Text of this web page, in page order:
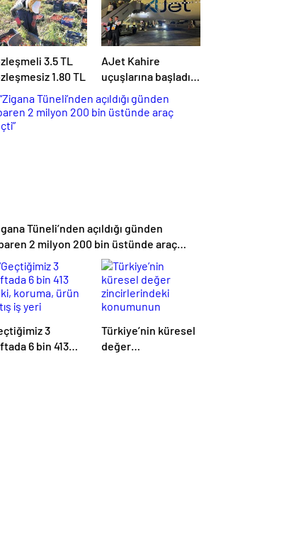
3.5 TL
1.80 TL
AJet Kahire
uçuşlarına başladı!
‘Mısır’daki
destinasyon
Tüneli’nden açıldığı günden
2 milyon 200 bin üstünde araç
3
6 bin 413
Türkiye’nin küresel
değer